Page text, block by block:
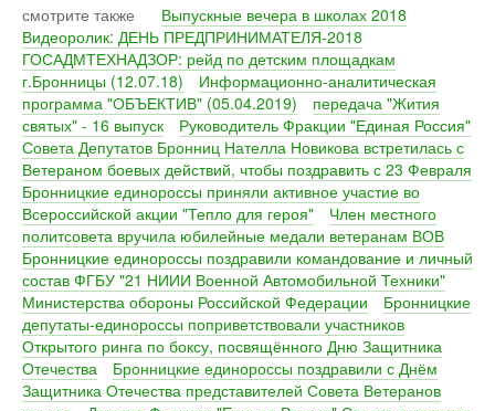
смотрите также
Выпускные вечера в школах 2018
Видеоролик: ДЕНЬ ПРЕДПРИНИМАТЕЛЯ-2018
ГОСАДМТЕХНАДЗОР: рейд по детским площадкам
г.Бронницы (12.07.18)
Информационно-аналитическая
программа "ОБЪЕКТИВ" (05.04.2019)
передача "Жития
святых" - 16 выпуск
Руководитель Фракции "Единая Россия"
Совета Депутатов Бронниц Нателла Новикова встретилась с
Ветераном боевых действий, чтобы поздравить с 23 Февраля
Бронницкие единороссы приняли активное участие во
Всероссийской акции "Тепло для героя"
Член местного
политсовета вручила юбилейные медали ветеранам ВОВ
Бронницкие единороссы поздравили командование и личный
состав ФГБУ "21 НИИИ Военной Автомобильной Техники"
Министерства обороны Российской Федерации
Бронницкие
депутаты-единороссы поприветствовали участников
Открытого ринга по боксу, посвящённого Дню Защитника
Отечества
Бронницкие единороссы поздравили с Днём
Защитника Отечества представителей Совета Ветеранов